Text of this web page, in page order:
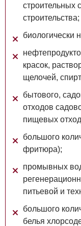
строительных
строительства;
биологически
красок,
щелочей,
бытового,
отходов
пищевых
большого
фритюра);
промывных
питьевой и
большого
белья